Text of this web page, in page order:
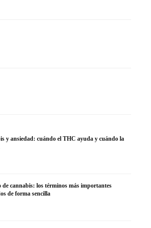
y ansiedad: cuándo el THC ayuda y cuándo la
de cannabis: los términos más importantes
de forma sencilla